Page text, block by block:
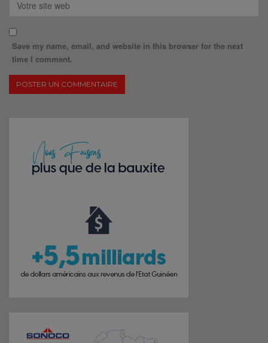
Save my name, email, and website in this browser for the next
time I comment.